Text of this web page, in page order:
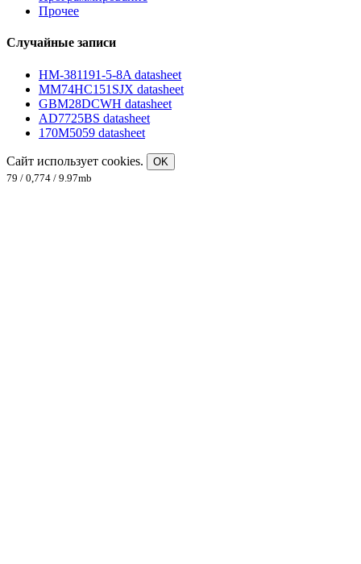
Прочее
Случайные записи
HM-381191-5-8A datasheet
MM74HC151SJX datasheet
GBM28DCWH datasheet
AD7725BS datasheet
170M5059 datasheet
Сайт использует cookies.
OK
79 / 0,774 / 9.97mb